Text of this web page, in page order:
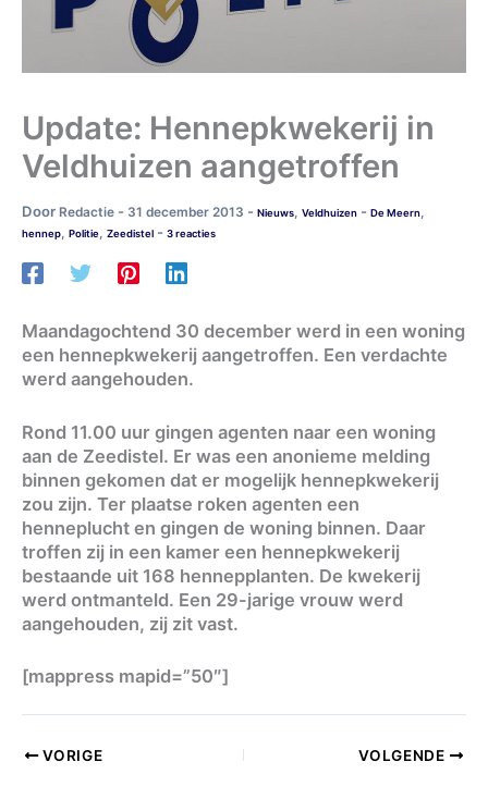
Update: Hennepkwekerij in
Veldhuizen aangetroffen
Door Redactie - 31 december 2013 - Nieuws, Veldhuizen - De Meern,
hennep, Politie, Zeedistel - 3 reacties
Maandagochtend 30 december werd in een woning
een hennepkwekerij aangetroffen. Een verdachte
werd aangehouden.
Rond 11.00 uur gingen agenten naar een woning
aan de Zeedistel. Er was een anonieme melding
binnen gekomen dat er mogelijk hennepkwekerij
zou zijn. Ter plaatse roken agenten een
henneplucht en gingen de woning binnen. Daar
troffen zij in een kamer een hennepkwekerij
bestaande uit 168 hennepplanten. De kwekerij
werd ontmanteld. Een 29-jarige vrouw werd
aangehouden, zij zit vast.
[mappress mapid=”50″]
VORIGE VOLGENDE